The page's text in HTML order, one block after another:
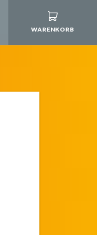
WARENKORB